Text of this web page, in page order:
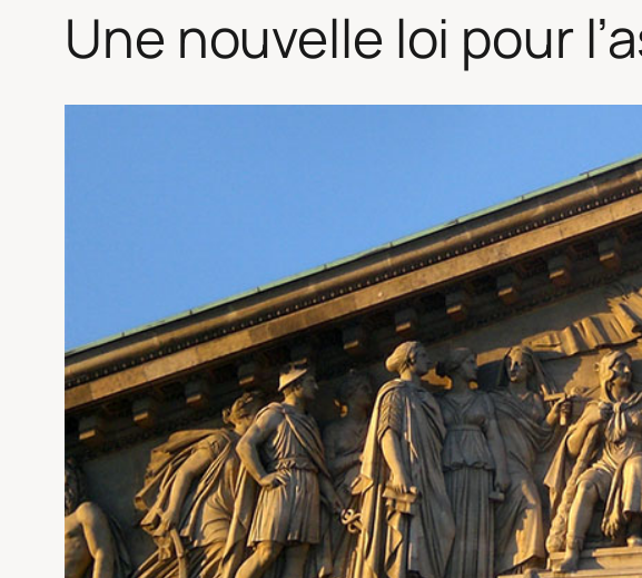
Une nouvelle loi pour